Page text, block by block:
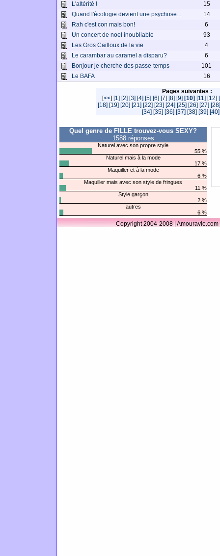
L'altérité !
15
Quand l'écologie devient une psychose...
14
Rah c'est con mais bon!
6
Un concert de noel inoubliable
93
Les Gros Cailloux de la vie
4
Le carambar au caramel a disparu?
6
Bonjour je cherche des passe-temps
101
Le BAFA
16
Pages suivantes :
[<<] [1] [2] [3] [4] [5] [6] [7] [8] [9] [10] [11] [12]
[18] [19] [20] [21] [22] [23] [24] [25] [26] [27] [28]
[34] [35] [36] [37] [38] [39] [40]
Quel genre de FILLE trouvez-vous SEXY?
1588 réponses
Naturel avec son propre style
55 %
Naturel mais à la mode
17 %
Maquiller et à la mode
6 %
Maquiller mais avec son style de fringues
11 %
Style garçon
2 %
autres
6 %
Copyright 2004-2008 |